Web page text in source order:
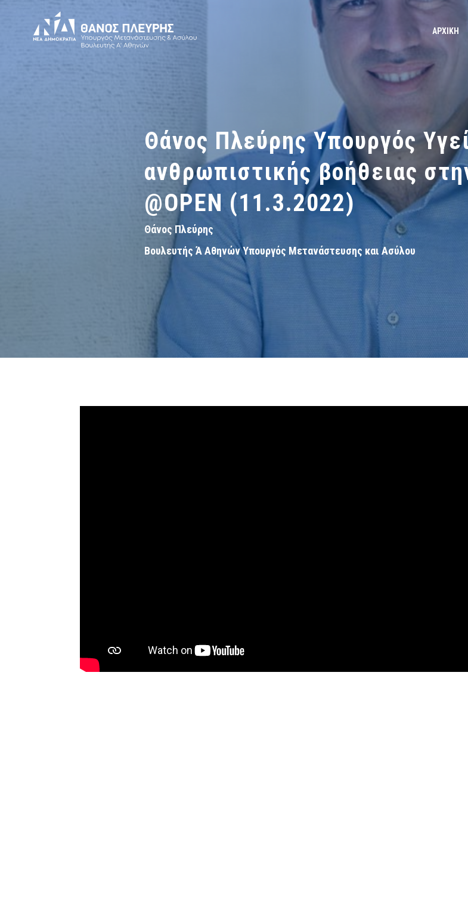
ΑΡΧΙΚΗ
Θάνος Πλεύρης Υπουργός
ανθρωπιστικής βοήθειας
@OPEN (11.3.2022)
Θάνος Πλεύρης
Βουλευτής Ά Αθηνών Υπουργός Μετανάστευσης και Ασύλου